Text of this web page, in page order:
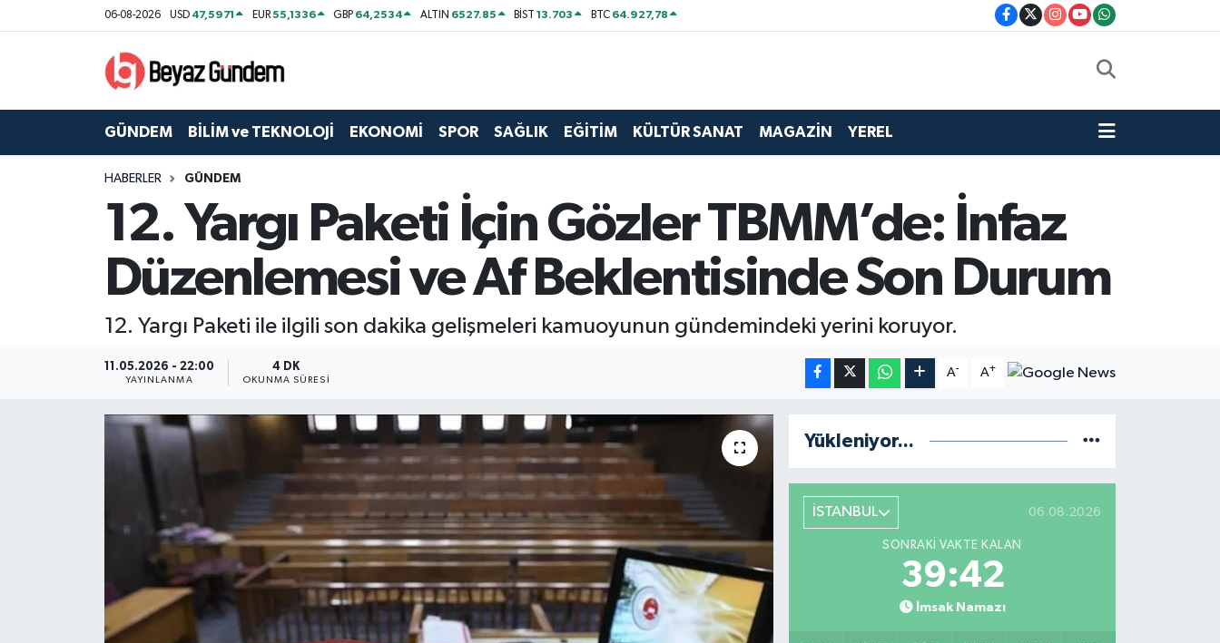
06-08-2026 USD 47,5971 EUR55,1336 GBP 64,2534 ALTIN 6527.85 BİST13.703 BTC 64.927,78
GÜNDEM BİLİM ve TEKNOLOJİ EKONOMİ SPOR SAĞLIK EĞİTİM KÜLTÜR SANAT MAGAZİN YEREL
HABERLER GÜNDEM
12. Yargı Paketi İçin Gözler TBMM’de: İnfaz
Düzenlemesi ve Af Beklentisinde Son Durum
12. Yargı Paketi ile ilgili son dakika gelişmeleri kamuoyunun gündemindeki yerini koruyor.
11.05.2026 - 22:00
YAYINLANMA
4 DK
OKUNMA SÜRESI
A- A+
Yükleniyor...
İSTANBUL 06.08.2026
SONRAKI VAKTE KALAN
39:41
İmsak Namazı
GÜNDEM
BİLİM ve TEKNOLOJİ
Hava Durumu
Trafik Durumu
Tüm Manşetler
Haber Arşivi